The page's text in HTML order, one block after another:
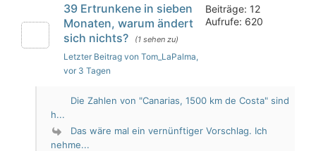
39 Ertrunkene in sieben
Monaten, warum ändert
sich nichts?
(1 sehen zu)
Letzter Beitrag von Tom_LaPalma,
vor 3 Tagen
Beiträge: 12
Aufrufe: 620
Die Zahlen von "Canarias, 1500 km de Costa" sind
h...
Das wäre mal ein vernünftiger Vorschlag. Ich
nehme...